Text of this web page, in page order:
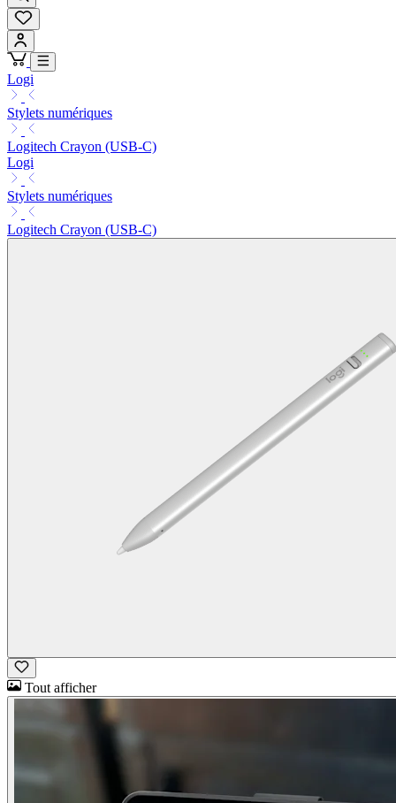
Logi
Stylets numériques
Logitech Crayon (USB-C)
Logi
Stylets numériques
Logitech Crayon (USB-C)
Tout afficher